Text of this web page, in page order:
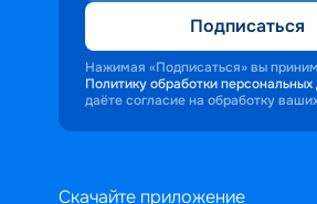
Подписаться
Нажимая «Подписаться» вы
Политику обработки персональных
даёте согласие на обработку
Скачайте приложение